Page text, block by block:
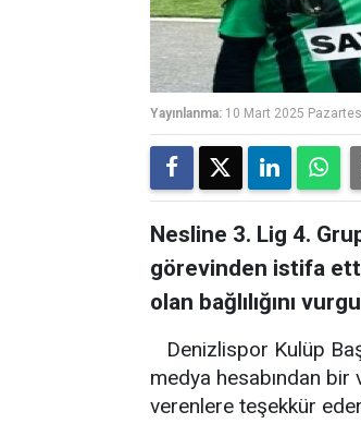
Yayınlanma: 10 Mart 2025
Nesline 3. Lig 4.
görevinden istifa
olan bağlılığını
Denizlispor Kulüp
medya hesabından bir
verenlere teşekkür